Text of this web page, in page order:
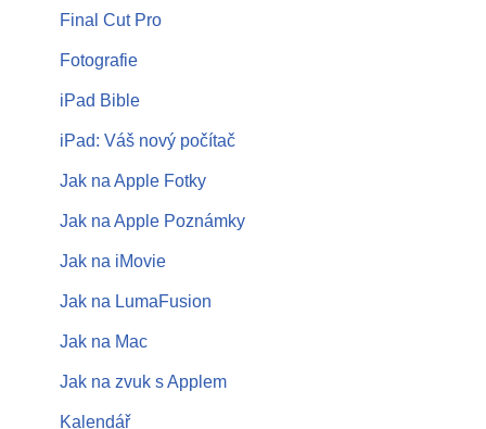
Final Cut Pro
Fotografie
iPad Bible
iPad: Váš nový počítač
Jak na Apple Fotky
Jak na Apple Poznámky
Jak na iMovie
Jak na LumaFusion
Jak na Mac
Jak na zvuk s Applem
Kalendář